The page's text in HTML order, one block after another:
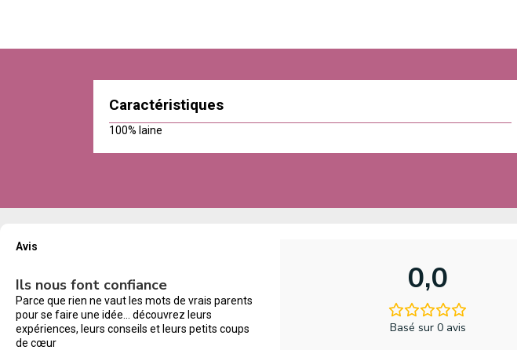
Caractéristiques
100% laine
Avis
Ils nous font confiance
Parce que rien ne vaut les mots de vrais parents
pour se faire une idée… découvrez leurs
expériences, leurs conseils et leurs petits coups
de cœur
0,0
Basé sur 0 avis